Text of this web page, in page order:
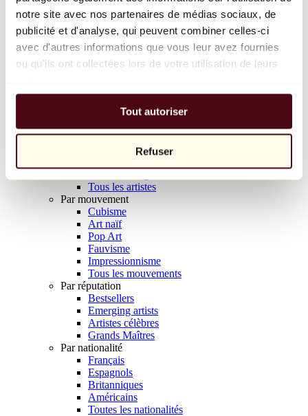
notre site avec nos partenaires de médias sociaux, de
publicité et d'analyse, qui peuvent combiner celles-ci
avec d'autres informations que vous leur avez fournies
ou qu'ils ont collectées lors de votre utilisation de leurs
Tout autoriser
Refuser
Balloon Dog (Orange)
Jeff Koons
10 000 €
Parcourir
Tous les sculpteurs
Tous les photographes
Tous les artistes
Par mouvement
Cubisme
Art naïf
Pop Art
Fauvisme
Impressionnisme
Tous les mouvements
Par réputation
Bestsellers
Emerging artists
Artistes célèbres
Grands Maîtres
Par nationalité
Français
Espagnols
Britanniques
Américains
Toutes les nationalités